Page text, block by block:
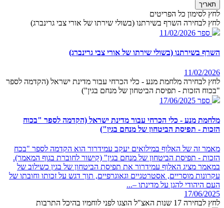
תאריך
לחץ לסימון כל הפריטים
לחץ לבחירה השרף בשירתנו (בשולי שירתו של אורי צבי גרינברג)
ספר 11/02/2026
השרף בשירתנו (בשולי שירתו של אורי צבי גרינברג)
11/02/2026
לחץ לבחירה מלחמת מנע - כלי הכרחי עבור מדינת ישראל (הקדמה לספר
"בכוח הזכות - תפיסת הביטחון של מנחם בגין")
ספר 17/06/2025
מלחמת מנע - כלי הכרחי עבור מדינת ישראל (הקדמה לספר "בכוח
הזכות - תפיסת הביטחון של מנחם בגין")
מאמר זה של האלוף במילואים יעקב עמידרור הוא הקדמה לספר "בכח
הזכות - תפיסת הביטחון של מנחם בגין" (קישור לחוברת בגוף המאמר).
במאמר מציג האלוף עמידרור את תפיסת הביטחון של בגין כשילוב של
עקרונות מוסריים, אסטרטגיים וגאוגרפיים, תוך דגש על זכותו וחובתו של
העם היהודי להגן על מדינתו –...
17/06/2025
לחץ לבחירה 17 שנות האצ"ל הוצגו לפני לוחמיו בהיכל התרבות